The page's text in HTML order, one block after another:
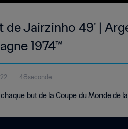
de Jairzinho 49' |
1974™
48seconde
but de la Coupe du Monde de